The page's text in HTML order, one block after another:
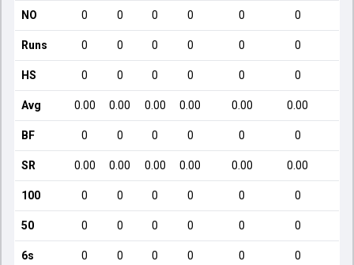
NO 0 0 0 0 0 0
Runs 0 0 0 0 0 0
HS 0 0 0 0 0 0
Avg 0.00 0.00 0.00 0.00 0.00 0.00
BF 0 0 0 0 0 0
SR 0.00 0.00 0.00 0.00 0.00 0.00
100 0 0 0 0 0 0
50 0 0 0 0 0 0
6s 0 0 0 0 0 0